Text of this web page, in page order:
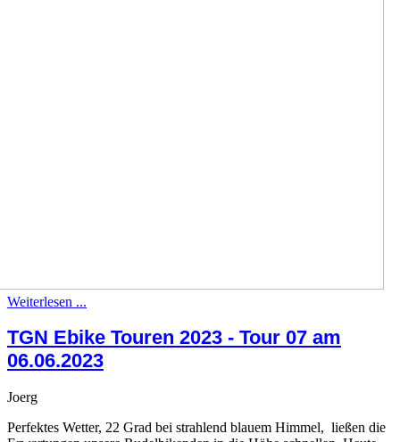
Weiterlesen ...
TGN Ebike Touren 2023 - Tour 07 am
06.06.2023
Joerg
Perfektes Wetter, 22 Grad bei strahlend blauem Himmel, ließen die